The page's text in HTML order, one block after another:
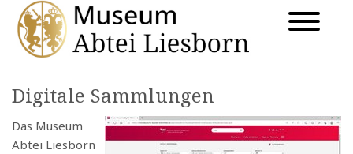
Digitale Sammlungen
Das Museum
Abtei Liesborn